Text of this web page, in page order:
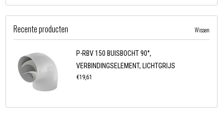
Recente producten Wissen
P-RBV 150 BUISBOCHT 90°,
VERBINDINGSELEMENT, LICHTGRIJS
€19,61